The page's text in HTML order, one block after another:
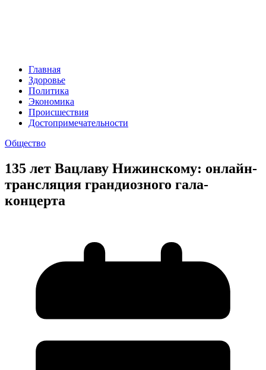
Главная
Здоровье
Политика
Экономика
Происшествия
Достопримечательности
Общество
135 лет Вацлаву Нижинскому: онлайн-
трансляция грандиозного гала-
концерта